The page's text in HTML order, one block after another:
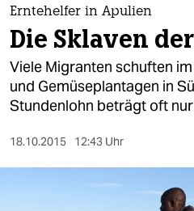
themen
politik
öko
Erntehelfer in Apulien
Die Sklaven
Viele Migranten schuften
und Gemüseplantagen in
Stundenlohn beträgt oft
18.10.2015 12:43 Uhr